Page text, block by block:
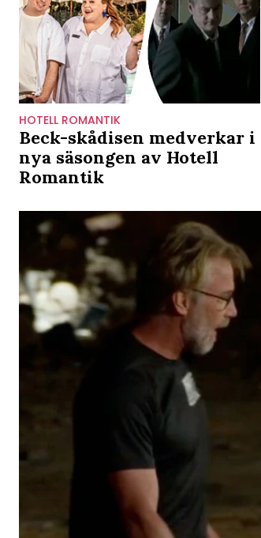
HOTELL ROMANTIK
Beck-skådisen medverkar i
nya säsongen av Hotell
Romantik